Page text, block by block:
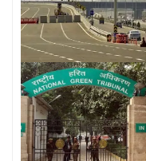
t
i
o
n